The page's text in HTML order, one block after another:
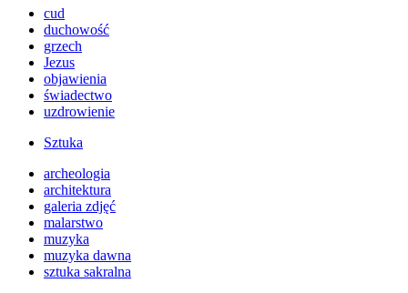
cud
duchowość
grzech
Jezus
objawienia
świadectwo
uzdrowienie
Sztuka
archeologia
architektura
galeria zdjęć
malarstwo
muzyka
muzyka dawna
sztuka sakralna